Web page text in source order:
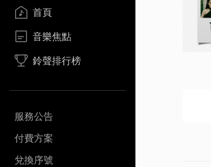
首頁
音樂焦點
鈴聲排行榜
服務公告
付費方案
兌換序號